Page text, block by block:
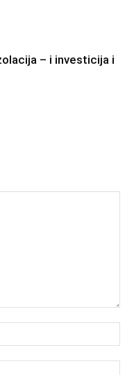
– i investicija i